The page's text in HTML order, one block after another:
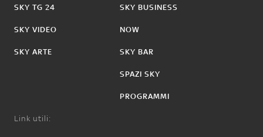
SKY TG 24
SKY VIDEO
SKY ARTE
SKY BUSINESS
NOW
SKY BAR
SPAZI SKY
PROGRAMMI
Link utili: